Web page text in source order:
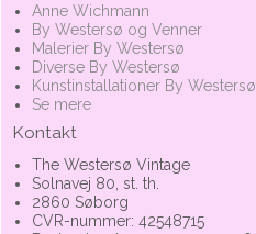
Anne Wichmann
By Westersø og Venner
Malerier By Westersø
Diverse By Westersø
Kunstinstallationer By Westersø
Se mere
Kontakt
The Westersø Vintage
Solnavej 80, st. th.
2860 Søborg
CVR-nummer: 42548715